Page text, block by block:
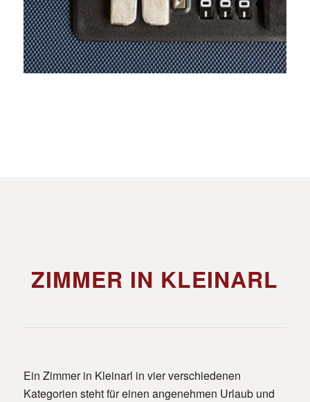
ZIMMER IN KLEINARL
Ein Zimmer in Kleinarl in vier verschiedenen
Kategorien steht für einen angenehmen Urlaub und